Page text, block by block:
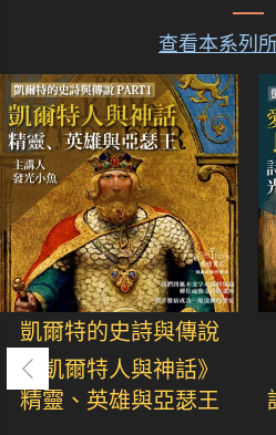
查看本系列
凱爾特的史詩與傳說
《凱爾特人與神話》
精靈、英雄與亞瑟王